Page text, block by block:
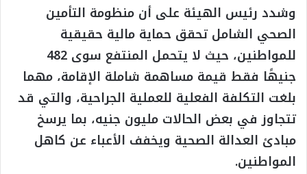
وشدد رئيس الهيئة على أن منظومة التأمين
الصحي الشامل تحقق حماية مالية حقيقية
للمواطنين، حيث لا يتحمل المنتفع سوى 482
جنيهًا فقط قيمة مساهمة شاملة الإقامة، مهما
بلغت التكلفة الفعلية للعملية الجراحية، والتي قد
تتجاوز في بعض الحالات مليون جنيه، بما يرسخ
مبادئ العدالة الصحية ويخفف الأعباء عن كاهل
المواطنين.